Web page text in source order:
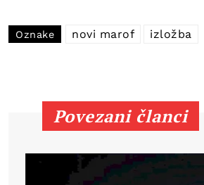
Oznake novi marof izložba
Povezani članci